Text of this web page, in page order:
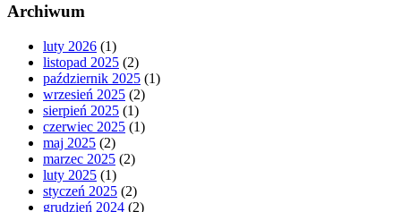
Archiwum
luty 2026 (1)
listopad 2025 (2)
październik 2025 (1)
wrzesień 2025 (2)
sierpień 2025 (1)
czerwiec 2025 (1)
maj 2025 (2)
marzec 2025 (2)
luty 2025 (1)
styczeń 2025 (2)
grudzień 2024 (2)